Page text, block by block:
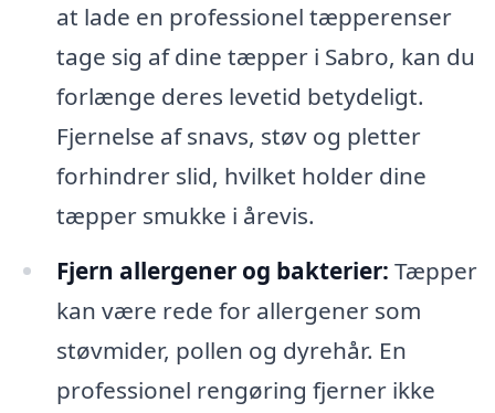
at lade en professionel tæpperenser
tage sig af dine tæpper i Sabro, kan du
forlænge deres levetid betydeligt.
Fjernelse af snavs, støv og pletter
forhindrer slid, hvilket holder dine
tæpper smukke i årevis.
Fjern allergener og bakterier: Tæpper
kan være rede for allergener som
støvmider, pollen og dyrehår. En
professionel rengøring fjerner ikke